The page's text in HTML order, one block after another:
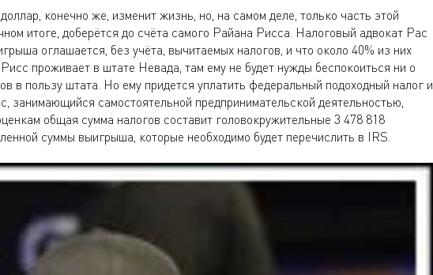
конечно же, изменит жизнь, но, на самом деле, только часть этой
итоге, доберётся до счёта самого Райана Рисса. Налоговый адвокат Рас
оглашается, без учёта, вычитаемых налогов, и что около 40% из них
проживает в штате Невада, там ему не будет нужды беспокоиться ни о
в пользу штата. Но ему придется уплатить федеральный подоходный налог и
занимающийся самостоятельной предпринимательской деятельностью,
общая сумма налогов составит головокружительные 3 478 818
суммы выигрыша, которые необходимо будет перечислить в IRS.